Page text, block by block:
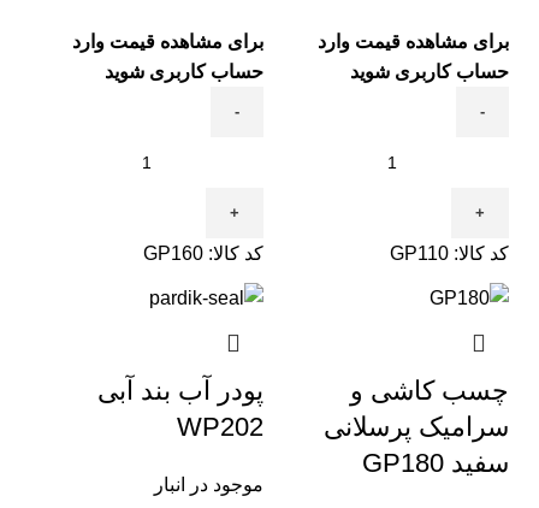
برای مشاهده قیمت وارد
حساب کاربری شوید
کد کالا: GP110
برای مشاهده قیمت وارد
حساب کاربری شوید
کد کالا: GP160
چسب کاشی و
سرامیک پرسلانی
سفید GP180
پودر آب بند آبی
WP202
موجود در انبار